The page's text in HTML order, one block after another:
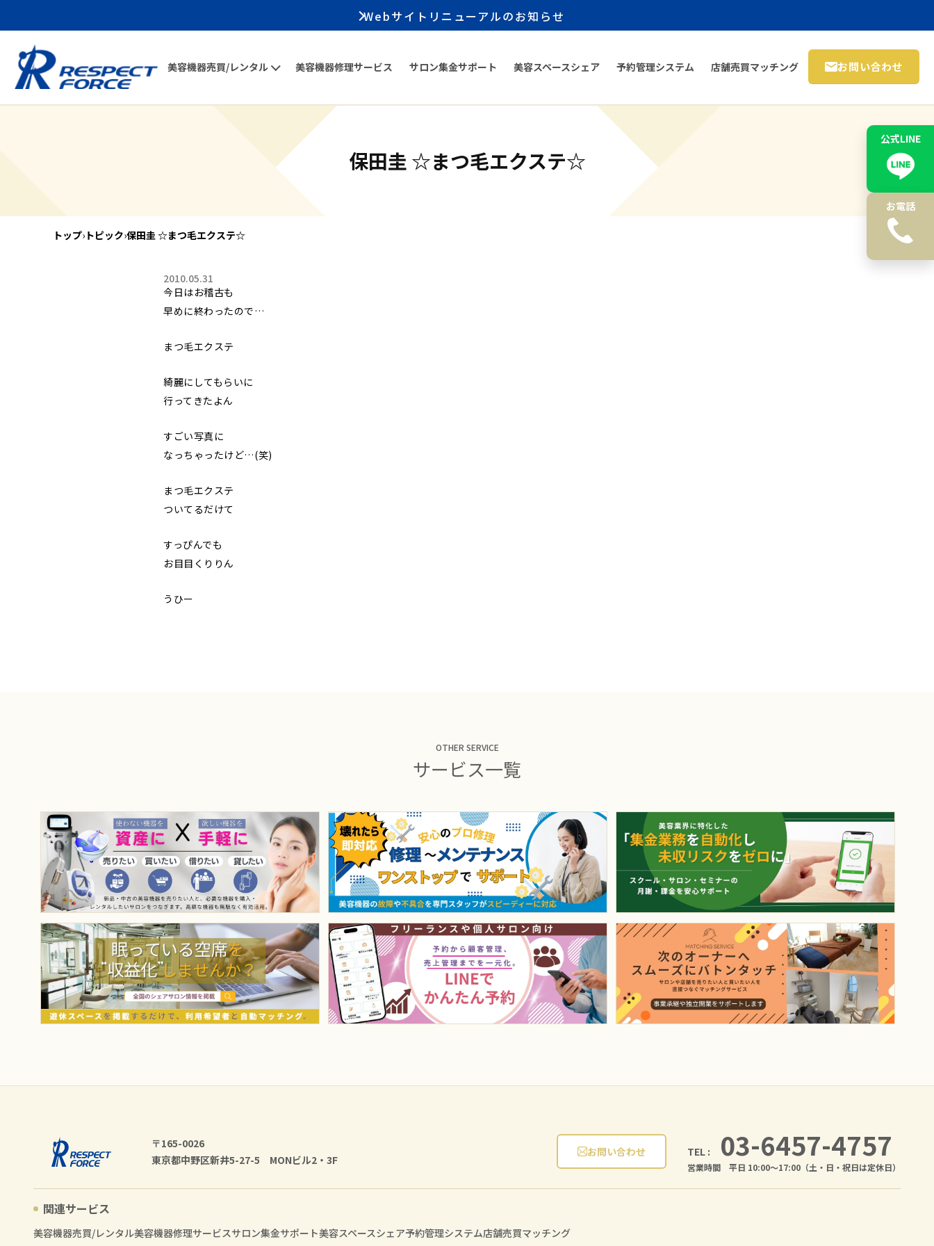
Webサイトリニューアルのお知らせ
美容機器売買/レンタル 美容機器修理サービス サロン集金サポート 美容スペースシェア 予約管理システム 店舗売買マッチング お問い合わせ
公式LINE
お電話
保田圭 ☆まつ毛エクステ☆
トップ› トピック›保田圭 ☆まつ毛エクステ☆
2010.05.31
今日はお稽古も
早めに終わったので…
まつ毛エクステ
綺麗にしてもらいに
行ってきたよん
すごい写真に
なっちゃったけど…(笑)
まつ毛エクステ
ついてるだけて
すっぴんでも
お目目くりりん
うひー
OTHER SERVICE
サービス一覧
〒165-0026
東京都中野区新井5-27-5 MONビル2・3F
お問い合わせ TEL : 03-6457-4757
営業時間 平日 10:00〜17:00（土・日・祝日は定休日）
関連サービス
美容機器売買/レンタル美容機器修理サービスサロン集金サポート美容スペースシェア予約管理システム店舗売買マッチング